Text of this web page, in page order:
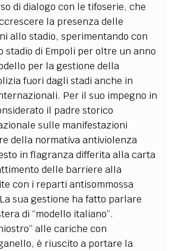
di dialogo con le tifoserie, che
la presenza delle
allo stadio, sperimentando con
stadio di Empoli per oltre un anno
per la gestione della
fuori dagli stadi anche in
Per il suo impegno in
il padre storico
sulle manifestazioni
della normativa antiviolenza
in flagranza differita alla carta
delle barriere alla
con i reparti antisommossa
sua gestione ha fatto parlare
di “modello italiano”.
alle cariche con
è riuscito a portare la